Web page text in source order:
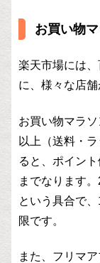
お買い物
楽天市場には
に、様々な店舗
お買い物マラ
以上（送料・
ると、ポイン
までなります
という具合で
限です。
また、フリマ